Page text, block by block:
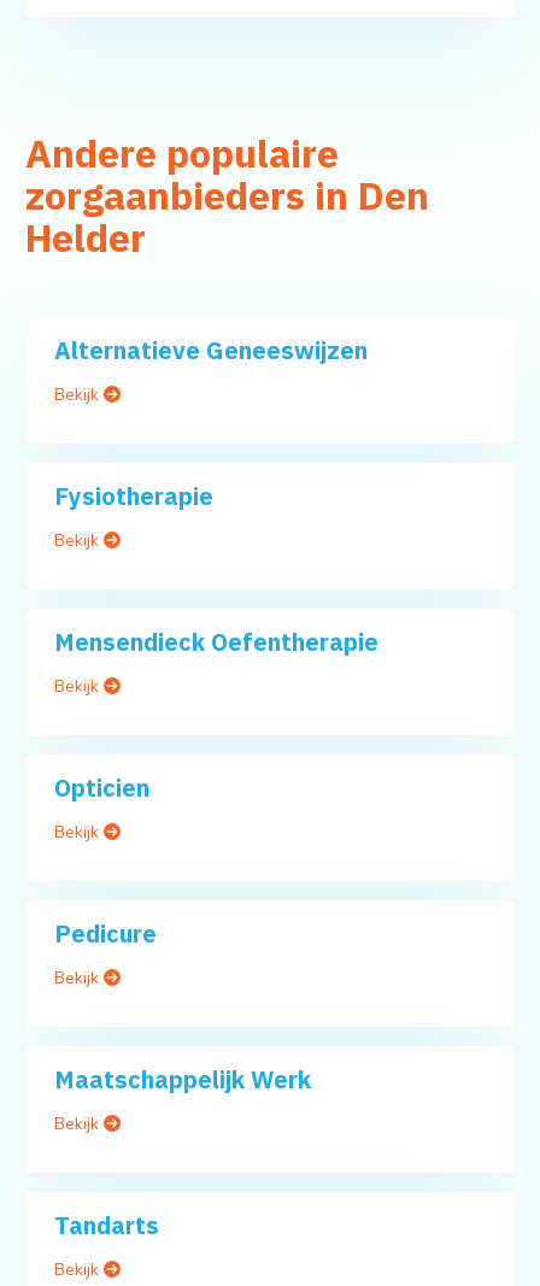
Andere populaire
zorgaanbieders in Den
Helder
Alternatieve Geneeswijzen
Bekijk
Fysiotherapie
Bekijk
Mensendieck Oefentherapie
Bekijk
Opticien
Bekijk
Pedicure
Bekijk
Maatschappelijk Werk
Bekijk
Tandarts
Bekijk